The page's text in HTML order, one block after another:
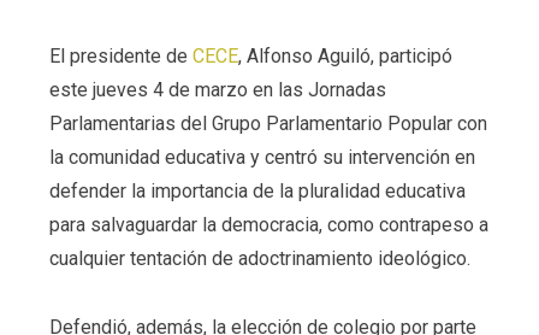
El presidente de CECE, Alfonso Aguiló, participó
este jueves 4 de marzo en las Jornadas
Parlamentarias del Grupo Parlamentario Popular con
la comunidad educativa y centró su intervención en
defender la importancia de la pluralidad educativa
para salvaguardar la democracia, como contrapeso a
cualquier tentación de adoctrinamiento ideológico.
Defendió, además, la elección de colegio por parte